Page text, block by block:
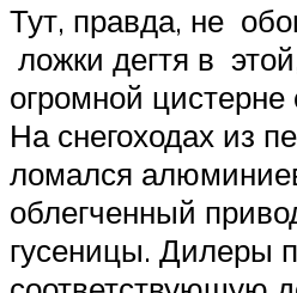
Тут, правда, не
ложки дегтя в
огромной цистерне
На снегоходах из
ломался
облегченный
гусеницы. Дилеры